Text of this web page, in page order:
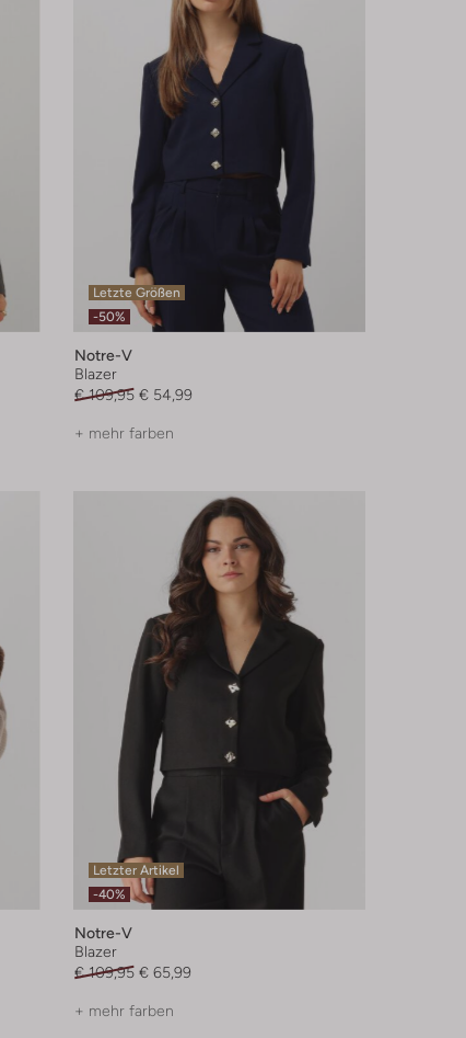
Letzte Größen
-50%
Notre-V
Blazer
€ 109,95 € 54,99
+ mehr farben
Letzter Artikel
-40%
Notre-V
Blazer
€ 109,95 € 65,99
+ mehr farben